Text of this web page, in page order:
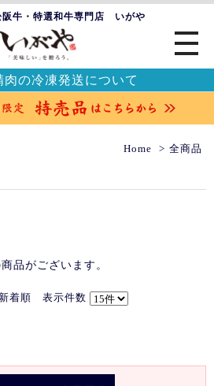
牛・特選和牛専門店 いがや
肉の冷凍発送について
Home 全商品
品がございます。
新着順 表示件数